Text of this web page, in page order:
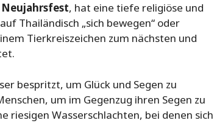
, hat eine tiefe religiöse und
Thailändisch „sich bewegen“ oder
Tierkreiszeichen zum nächsten und
bespritzt, um Glück und Segen zu
um im Gegenzug ihren Segen zu
riesigen Wasserschlachten, bei denen sich